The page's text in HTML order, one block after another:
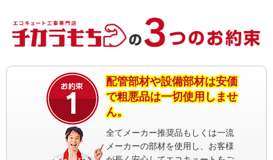
配管部材や設備部材は安価
で粗悪品は一切使用しませ
ん。
全てメーカー推奨品もしくは一流
メーカーの部材を使用し、お客様